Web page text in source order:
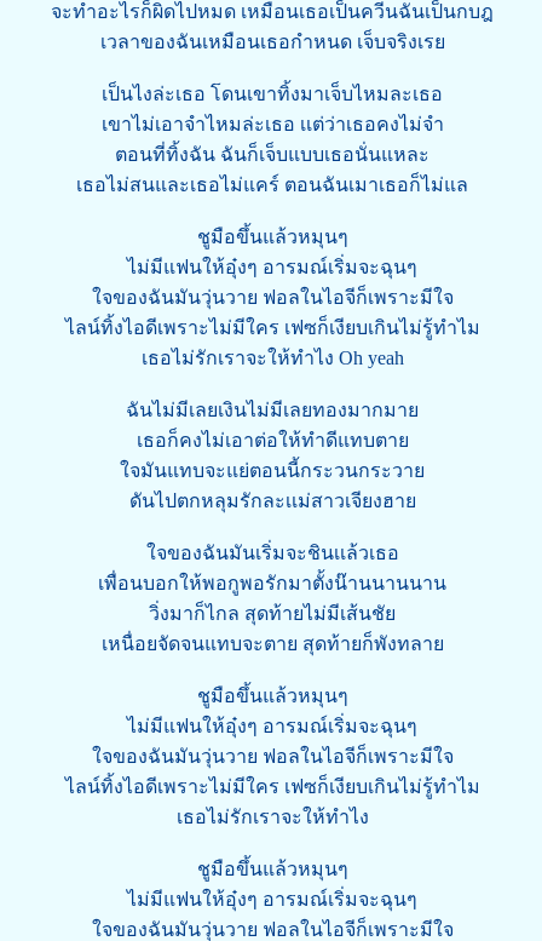
จะทำอะไรก็ผิดไปหมด เหมือนเธอเป็นควีนฉันเป็นกบฎ
เวลาของฉันเหมือนเธอกำหนด เจ็บจริงเรย
เป็นไงล่ะเธอ โดนเขาทิ้งมาเจ็บไหมละเธอ
เขาไม่เอาจำไหมล่ะเธอ เเต่ว่าเธอคงไม่จำ
ตอนที่ทิ้งฉัน ฉันก็เจ็บแบบเธอนั่นแหละ
เธอไม่สนและเธอไม่แคร์ ตอนฉันเมาเธอก็ไม่แล
ชูมือขึ้นแล้วหมุนๆ
ไม่มีแฟนให้อุ๋งๆ อารมณ์เริ่มจะฉุนๆ
ใจของฉันมันวุ่นวาย ฟอลในไอจีก็เพราะมีใจ
ไลน์ทิ้งไอดีเพราะไม่มีใคร เฟซก็เงียบเกินไม่รู้ทำไม
เธอไม่รักเราจะให้ทำไง Oh yeah
ฉันไม่มีเลยเงินไม่มีเลยทองมากมาย
เธอก็คงไม่เอาต่อให้ทำดีแทบตาย
ใจมันแทบจะแย่ตอนนี้กระวนกระวาย
ดันไปตกหลุมรักละเเม่สาวเจียงฮาย
ใจของฉันมันเริ่มจะชินเเล้วเธอ
เพื่อนบอกให้พอกูพอรักมาตั้งน๊านนานนาน
วิ่งมาก็ไกล สุดท้ายไม่มีเส้นชัย
เหนื่อยจัดจนแทบจะตาย สุดท้ายก็พังทลาย
ชูมือขึ้นแล้วหมุนๆ
ไม่มีแฟนให้อุ๋งๆ อารมณ์เริ่มจะฉุนๆ
ใจของฉันมันวุ่นวาย ฟอลในไอจีก็เพราะมีใจ
ไลน์ทิ้งไอดีเพราะไม่มีใคร เฟซก็เงียบเกินไม่รู้ทำไม
เธอไม่รักเราจะให้ทำไง
ชูมือขึ้นแล้วหมุนๆ
ไม่มีแฟนให้อุ๋งๆ อารมณ์เริ่มจะฉุนๆ
ใจของฉันมันวุ่นวาย ฟอลในไอจีก็เพราะมีใจ